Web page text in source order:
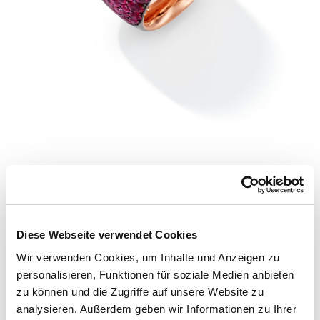
Diese Webseite verwendet Cookies
Wir verwenden Cookies, um Inhalte und Anzeigen zu
personalisieren, Funktionen für soziale Medien anbieten
zu können und die Zugriffe auf unsere Website zu
analysieren. Außerdem geben wir Informationen zu Ihrer